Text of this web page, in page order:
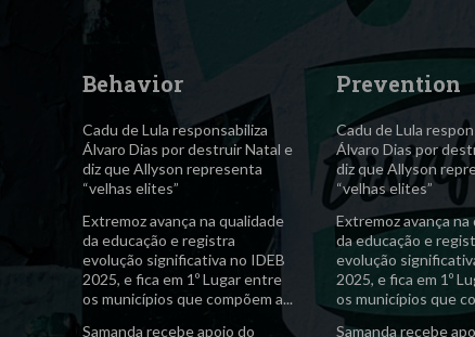
Behavior
Cadu de Lula responsabiliza
Álvaro Dias por destruir Natal e
diz que Allyson representa
“velhas elites”
Extremoz avança na qualidade
da educação e registra
evolução significativa no IDEB
2025, e fica em 1º Lugar entre
os municípios que compõem a...
Samanda recebe apoio do
Prevention
Cadu de Lula
Álvaro Dias por
diz que Allyson
“velhas elites”
Extremoz avança na
da educação e
evolução
2025, e fica em 1º
os municípios que
Samanda recebe